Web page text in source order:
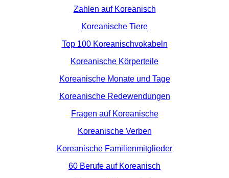
Zahlen auf Koreanisch
Koreanische Tiere
Top 100 Koreanischvokabeln
Koreanische Körperteile
Koreanische Monate und Tage
Koreanische Redewendungen
Fragen auf Koreanische
Koreanische Verben
Koreanische Familienmitglieder
60 Berufe auf Koreanisch